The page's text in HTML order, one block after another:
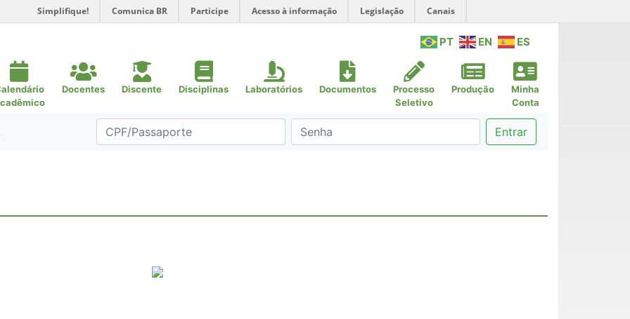
Simplifique! Comunica BR Participe Acesso à informação Legislação Canais
PT EN ES
Docentes Discente Disciplinas Laboratórios Documentos
Processo
Seletivo
Produção
Minha
Conta
Entrar